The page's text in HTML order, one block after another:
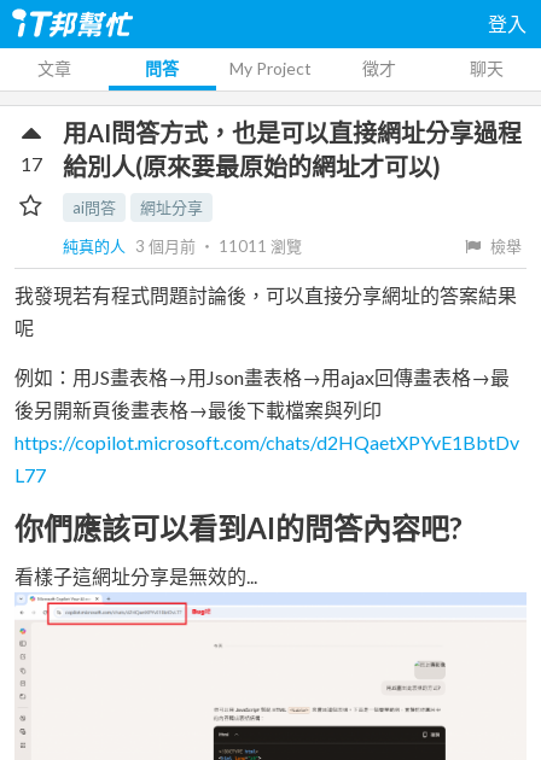
登入
文章 問答 My Project 徵才 聊天
用AI問答方式，也是可以直接網址分享過程
給別人(原來要最原始的網址才可以)
ai問答
網址分享
純真的人
3 個月前 ‧ 11011 瀏覽 檢舉
17
我發現若有程式問題討論後，可以直接分享網址的答案結果
呢
例如：用JS畫表格→用Json畫表格→用ajax回傳畫表格→最
後另開新頁後畫表格→最後下載檔案與列印
https://copilot.microsoft.com/chats/d2HQaetXPYvE1BbtDv
L77
你們應該可以看到AI的問答內容吧?
看樣子這網址分享是無效的...